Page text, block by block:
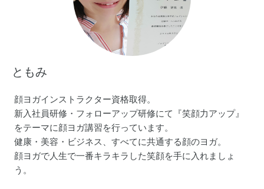
ともみ
顔ヨガインストラクター資格取得。
新入社員研修・フォローアップ研修にて『笑顔力アップ』
をテーマに顔ヨガ講習を行っています。
健康・美容・ビジネス、すべてに共通する顔のヨガ。
顔ヨガで人生で一番キラキラした笑顔を手に入れましょ
う。